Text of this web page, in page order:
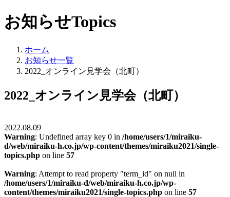
お知らせTopics
ホーム
お知らせ一覧
2022_オンライン見学会（北町）
2022_オンライン見学会（北町）
2022.08.09
Warning: Undefined array key 0 in /home/users/1/miraiku-
d/web/miraiku-h.co.jp/wp-content/themes/miraiku2021/single-
topics.php on line 57
Warning: Attempt to read property "term_id" on null in
/home/users/1/miraiku-d/web/miraiku-h.co.jp/wp-
content/themes/miraiku2021/single-topics.php on line 57